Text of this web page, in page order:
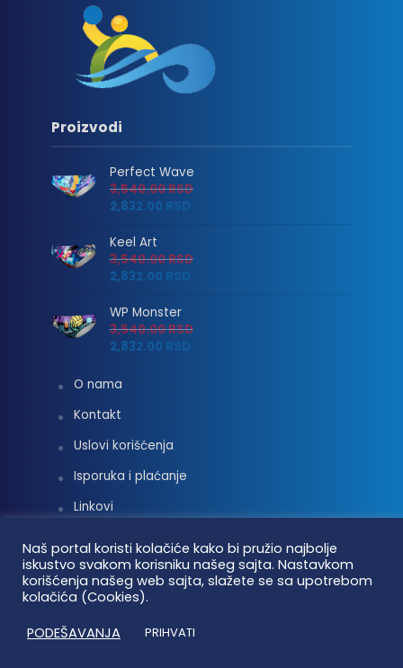
Proizvodi
Perfect Wave
3,540.00RSD
2,832.00 RSD
Keel Art
3,540.00RSD
2,832.00 RSD
WP Monster
3,540.00RSD
2,832.00 RSD
O nama
Kontakt
Uslovi korišćenja
Isporuka i plaćanje
Linkovi
Vaterpolo vesti © 2026. Sva prava zadržana.
Naš portal koristi kolačiće kako bi pružio najbolje
iskustvo svakom korisniku našeg sajta. Nastavkom
korišćenja našeg web sajta, slažete se sa upotrebom
kolačića (Cookies).
PODEŠAVANJA
PRIHVATI